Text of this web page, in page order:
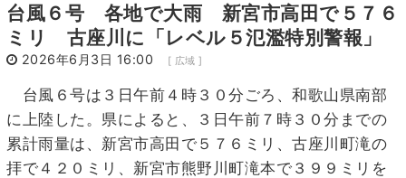
台風６号 各地で大雨 新宮市高田で５７６
ミリ 古座川に「レベル５氾濫特別警報」
2026年6月3日 16:00 [ 広域 ]
台風６号は３日午前４時３０分ごろ、和歌山県南部
に上陸した。県によると、３日午前７時３０分までの
累計雨量は、新宮市高田で５７６ミリ、古座川町滝の
拝で４２０ミリ、新宮市熊野川町滝本で３９９ミリを